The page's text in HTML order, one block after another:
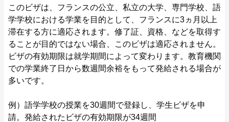
このビザは、フランスの公立、私立の大学、専門学校、語
学学校における学業を目的として、フランスに3ヵ月以上
滞在する方に適応されます。修了証、資格、などを取得す
ることが目的ではない場合、このビザは適応されません。
ビザの有効期限は就学期間によって変わります。教育機関
での学業終了日から数週間余裕をもって発給される場合が
多いです。
例）語学学校の授業を30週間で登録し、学生ビザを申
請。発給されたビザの有効期限が34週間